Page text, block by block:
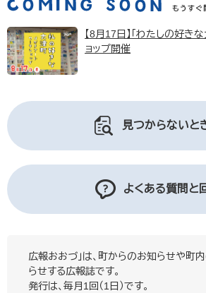
【8月17日】「わたしの好き
ョップ開催
見つからないと
よくある質問と
広報おおづ」は、町からのお知らせや町
らせする広報誌です。
発行は、毎月1回（1日）です。